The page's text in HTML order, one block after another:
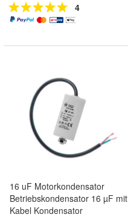
4
16 uF Motorkondensator
Betriebskondensator 16 µF mit
Kabel Kondensator